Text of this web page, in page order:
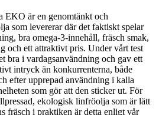
är en genomtänkt och
som levererar där det faktiskt spelar
bra omega-3-innehåll, fräsch smak,
och ett attraktivt pris. Under vårt test
bra i vardagsanvändning och gav ett
intryck än konkurrenterna, både
efter upprepad användning i kalla
som gör att den sticker ut. För
ekologisk linfröolja som är lätt
fräsch i praktiken är detta enligt vår